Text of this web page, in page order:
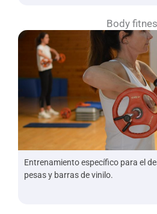
Body
Entrenamiento específico para el
pesas y barras de vinilo.